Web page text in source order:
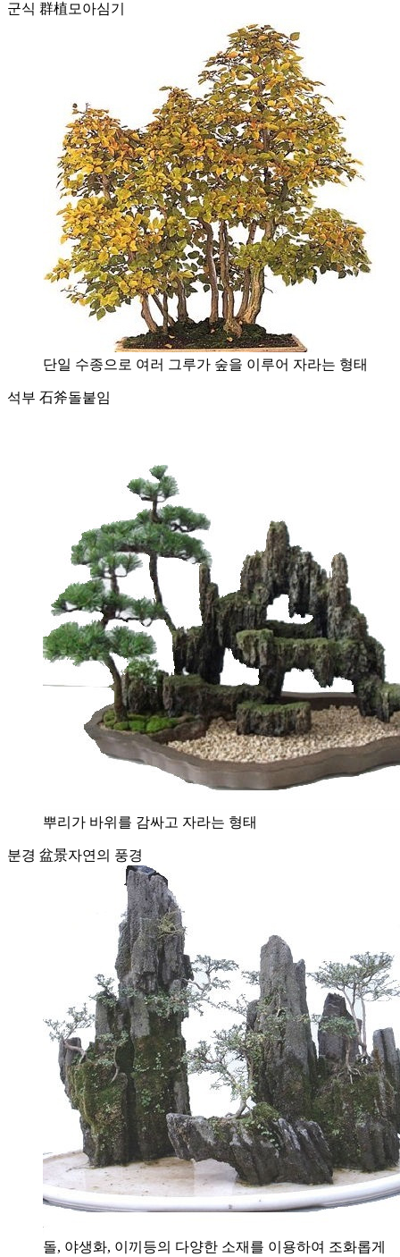
군식 群植모아심기
단일 수종으로 여러 그루가 숲을 이루어 자라는 형태
석부 石斧돌붙임
뿌리가 바위를 감싸고 자라는 형태
분경 盆景자연의 풍경
돌, 야생화, 이끼등의 다양한 소재를 이용하여 조화롭게